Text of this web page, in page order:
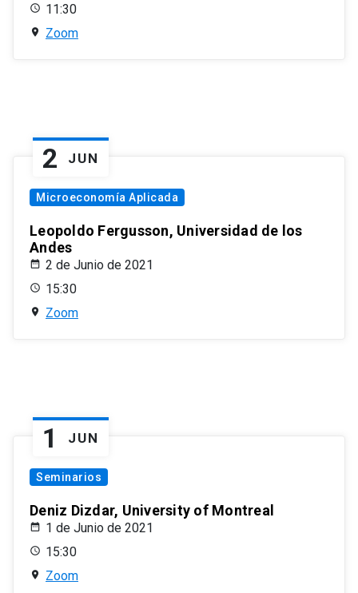
11:30
Zoom
2 JUN
Microeconomía Aplicada
Leopoldo Fergusson, Universidad de los
Andes
2 de Junio de 2021
15:30
Zoom
1 JUN
Seminarios
Deniz Dizdar, University of Montreal
1 de Junio de 2021
15:30
Zoom